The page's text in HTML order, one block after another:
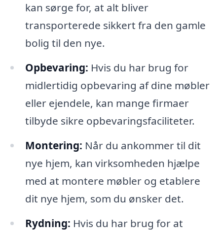
kan sørge for, at alt bliver
transporterede sikkert fra den gamle
bolig til den nye.
Opbevaring: Hvis du har brug for
midlertidig opbevaring af dine møbler
eller ejendele, kan mange firmaer
tilbyde sikre opbevaringsfaciliteter.
Montering: Når du ankommer til dit
nye hjem, kan virksomheden hjælpe
med at montere møbler og etablere
dit nye hjem, som du ønsker det.
Rydning: Hvis du har brug for at